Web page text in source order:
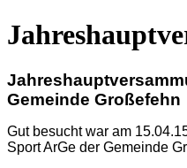
Gemeinde Großefehn
Gut besucht war am
Sport ArGe der Gemeinde